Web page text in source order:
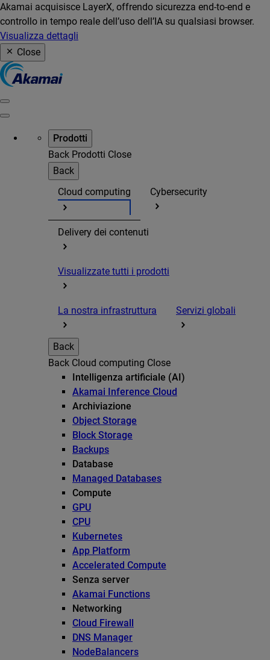
Akamai acquisisce LayerX, offrendo sicurezza end-to-end e
controllo in tempo reale dell’uso dell’IA su qualsiasi browser.
Visualizza dettagli
Close
Prodotti
Back Prodotti Close
Back
Cloud computing
Cybersecurity
Delivery dei contenuti
Visualizzate tutti i prodotti
La nostra infrastruttura Servizi globali
Back
Back Cloud computing Close
Intelligenza artificiale (AI)
Akamai Inference Cloud
Archiviazione
Object Storage
Block Storage
Backups
Database
Managed Databases
Compute
GPU
CPU
Kubernetes
App Platform
Accelerated Compute
Senza server
Akamai Functions
Networking
Cloud Firewall
DNS Manager
NodeBalancers